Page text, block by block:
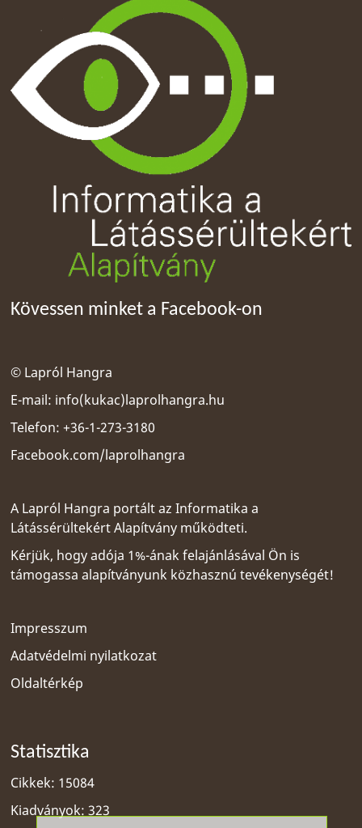
Kövessen minket a Facebook-on
© Lapról Hangra
E-mail: info(kukac)laprolhangra.hu
Telefon: +36-1-273-3180
Facebook.com/laprolhangra
A Lapról Hangra portált azInformatika a
Látássérültekért Alapítvány működteti.
Kérjük, hogy adója 1%-ának felajánlásával Ön is
támogassa alapítványunk közhasznú tevékenységét!
Impresszum
Adatvédelmi nyilatkozat
Oldaltérkép
Statisztika
Cikkek: 15084
Kiadványok: 323